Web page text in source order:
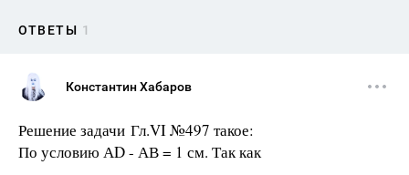
ОТВЕТЫ 1
Константин Хабаров
Решение задачи Гл.VI №497 такое:
По условию АD - АВ = 1 см. Так как